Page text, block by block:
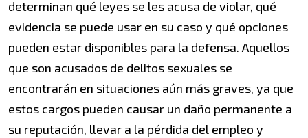
determinan qué leyes se les acusa de violar, qué
evidencia se puede usar en su caso y qué opciones
pueden estar disponibles para la defensa. Aquellos
que son acusados de delitos sexuales se
encontrarán en situaciones aún más graves, ya que
estos cargos pueden causar un daño permanente a
su reputación, llevar a la pérdida del empleo y